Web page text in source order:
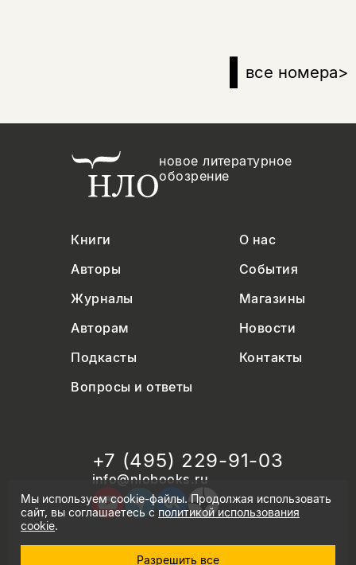
все номера>
новое литературное
обозрение
Книги
О нас
Авторы
События
Журналы
Магазины
Авторам
Новости
Подкасты
Контакты
Вопросы и ответы
+7 (495) 229-91-03
info@nlobooks.ru
© Новое литературное обозрение. 2026
Мы используем cookie-файлы. Продолжая использовать
сайт, вы соглашаетесь сполитикой использования
cookie.
Разрешить все